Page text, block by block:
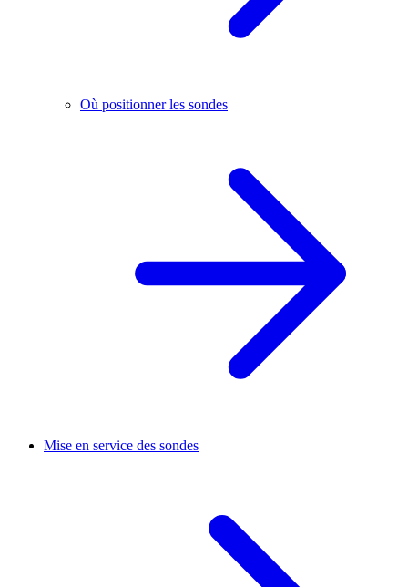
Où positionner les sondes
Mise en service des sondes